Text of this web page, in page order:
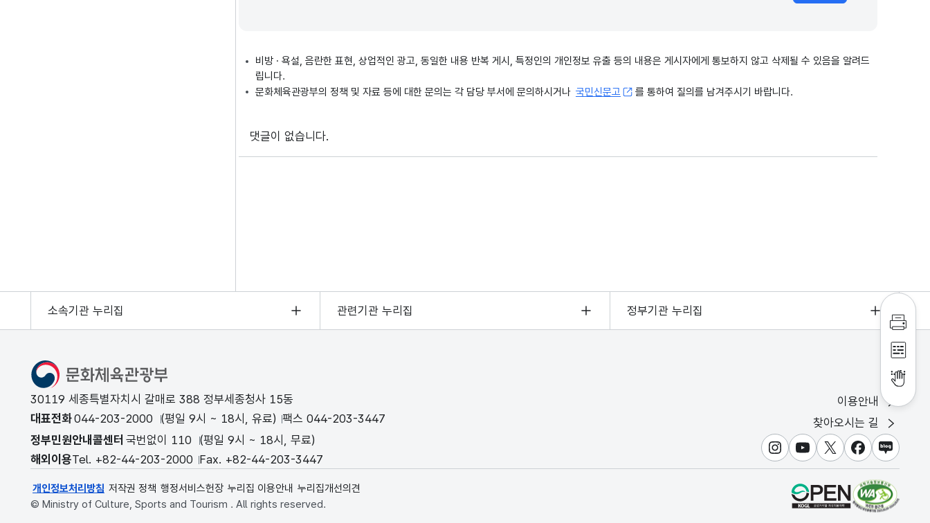
비방 · 욕설, 음란한 표현, 상업적인 광고, 동일한 내용 반복 게시, 특정인의 개인정보 유출 등의 내용은 게시자에게 통보하지 않고 삭제될 수 있음을 알려드
립니다.
문화체육관광부의 정책 및 자료 등에 대한 문의는 각 담당 부서에 문의하시거나 국민신문고 를 통하여 질의를 남겨주시기 바랍니다.
댓글이 없습니다.
인쇄
점자
점자
소속기관 누리집 관련기관 누리집 정부기관 누리집
문화체육관광부
30119 세종특별자치시 갈매로 388 정부세종청사 15동
대표전화044-203-2000 (평일 9시 ~ 18시, 유료) 팩스 044-203-3447
정부민원안내콜센터 국번없이 110
(평일 9시 ~ 18시, 무료)
해외이용Tel. +82-44-203-2000 Fax. +82-44-203-3447
이용안내
찾아오시는 길
인스타그램
유튜브X 페이스북
블로그
개인정보처리방침 저작권 정책 행정서비스헌장 누리집 이용안내 누리집개선의견
© Ministry of Culture, Sports and Tourism . All rights reserved.